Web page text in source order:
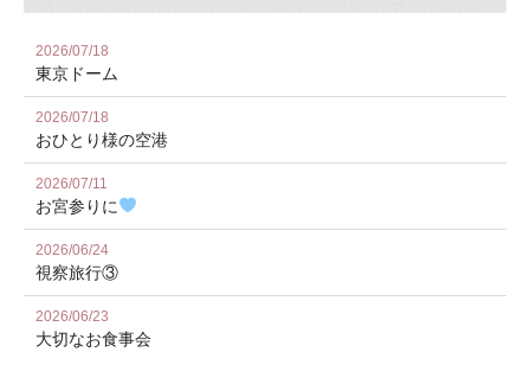
2026/07/18
東京ドーム
2026/07/18
おひとり様の空港
2026/07/11
お宮参りに
2026/06/24
視察旅行③
2026/06/23
大切なお食事会